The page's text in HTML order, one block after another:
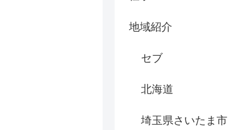
地域紹介
セブ
北海道
埼玉県さいたま市